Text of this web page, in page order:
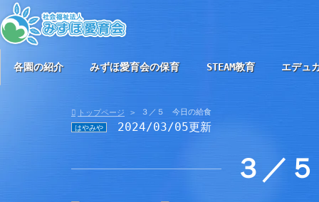
各園の紹介 みずほ愛育会の保育 STEAM教育 エデュ
トップページ ３／５ 今日の給食
はやみや 2024/03/05更新
３／